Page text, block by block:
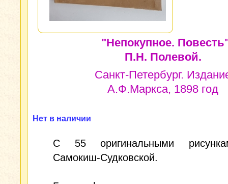
"Непокупное.
П.Н. Полевой.
Санкт-Петербург.
А.Ф.Маркса, 1898 год
Нет в наличии
С 55 оригинальными
Самокиш-Судковской.